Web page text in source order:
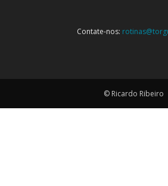
Contate-nos:
© Ricardo Ribeiro